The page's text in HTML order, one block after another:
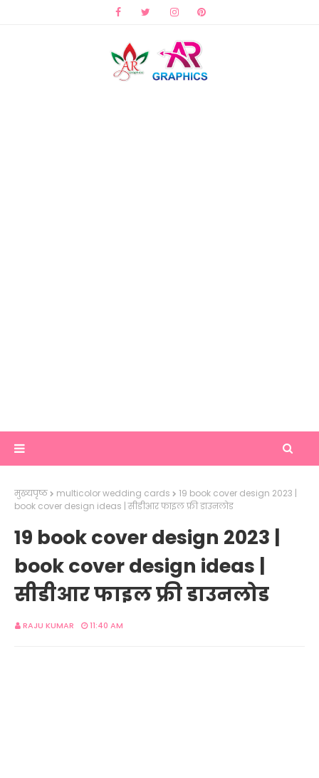
मुख्यपृष्ठ multicolor wedding cards
19 book cover design 2023 |
book cover design ideas | सीडीआर फाइल फ्री डाउनलोड
19 book cover design 2023 |
book cover design ideas |
सीडीआर फाइल फ्री डाउनलोड
RAJU KUMAR 11:40 AM